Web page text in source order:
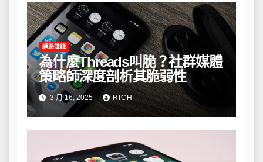
網路賺錢
為什麼Threads叫脆？社群媒體
策略師深度剖析其脆弱性
3 月 16, 2025 RICH